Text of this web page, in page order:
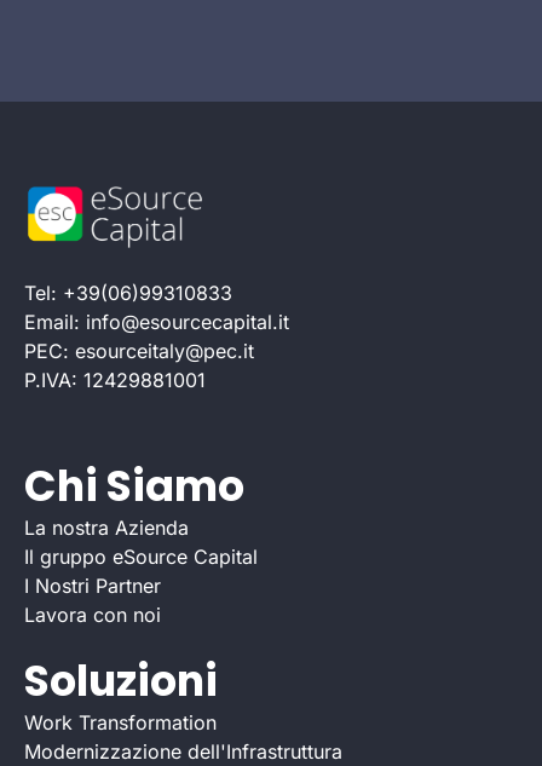
Tel: +39(06)99310833
Email: info@esourcecapital.it
PEC: esourceitaly@pec.it
P.IVA: 12429881001
Chi Siamo
La nostra Azienda
Il gruppo eSource Capital
I Nostri Partner
Lavora con noi
Soluzioni
Work Transformation
Modernizzazione dell'Infrastruttura